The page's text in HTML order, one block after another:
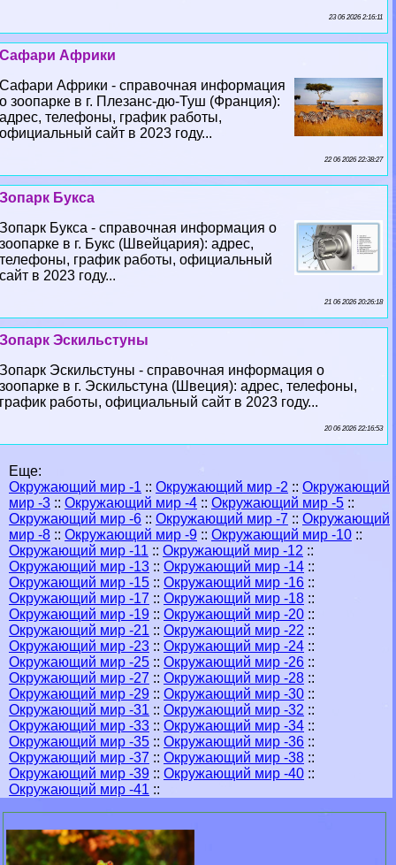
23 06 2026 2:16:11
Сафари Африки
Сафари Африки - справочная информация
о зоопарке в г. Плезанс-дю-Туш (Франция):
адрес, телефоны, график работы,
официальный сайт в 2023 году...
22 06 2026 22:38:27
Зопарк Букса
Зопарк Букса - справочная информация о
зоопарке в г. Букс (Швейцария): адрес,
телефоны, график работы, официальный
сайт в 2023 году...
21 06 2026 20:26:18
Зопарк Эскильстуны
Зопарк Эскильстуны - справочная информация о
зоопарке в г. Эскильстуна (Швеция): адрес, телефоны,
график работы, официальный сайт в 2023 году...
20 06 2026 22:16:53
Еще:
Окружающий мир -1 :: Окружающий мир -2 :: Окружающий
мир -3 :: Окружающий мир -4 :: Окружающий мир -5 ::
Окружающий мир -6 :: Окружающий мир -7 :: Окружающий
мир -8 :: Окружающий мир -9 :: Окружающий мир -10 ::
Окружающий мир -11 :: Окружающий мир -12 ::
Окружающий мир -13 :: Окружающий мир -14 ::
Окружающий мир -15 :: Окружающий мир -16 ::
Окружающий мир -17 :: Окружающий мир -18 ::
Окружающий мир -19 :: Окружающий мир -20 ::
Окружающий мир -21 :: Окружающий мир -22 ::
Окружающий мир -23 :: Окружающий мир -24 ::
Окружающий мир -25 :: Окружающий мир -26 ::
Окружающий мир -27 :: Окружающий мир -28 ::
Окружающий мир -29 :: Окружающий мир -30 ::
Окружающий мир -31 :: Окружающий мир -32 ::
Окружающий мир -33 :: Окружающий мир -34 ::
Окружающий мир -35 :: Окружающий мир -36 ::
Окружающий мир -37 :: Окружающий мир -38 ::
Окружающий мир -39 :: Окружающий мир -40 ::
Окружающий мир -41 ::